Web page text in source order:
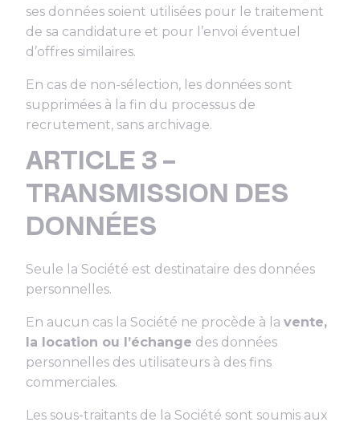
ses données soient utilisées pour le traitement
de sa candidature et pour l’envoi éventuel
d’offres similaires.
En cas de non-sélection, les données sont
supprimées à la fin du processus de
recrutement, sans archivage.
ARTICLE 3 –
TRANSMISSION DES
DONNÉES
Seule la Société est destinataire des données
personnelles.
En aucun cas la Société ne procède à la vente,
la location ou l’échange des données
personnelles des utilisateurs à des fins
commerciales.
Les sous-traitants de la Société sont soumis aux